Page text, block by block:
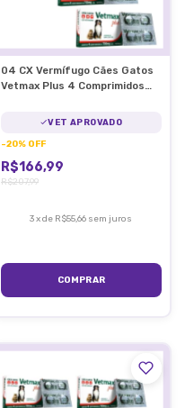
04 CX Vermífugo Cães Gatos
Vetmax Plus 4 Comprimidos
VET APROVADO
-20% OFF
R$166,99
R$207,99
3xde R$55,66 sem juros